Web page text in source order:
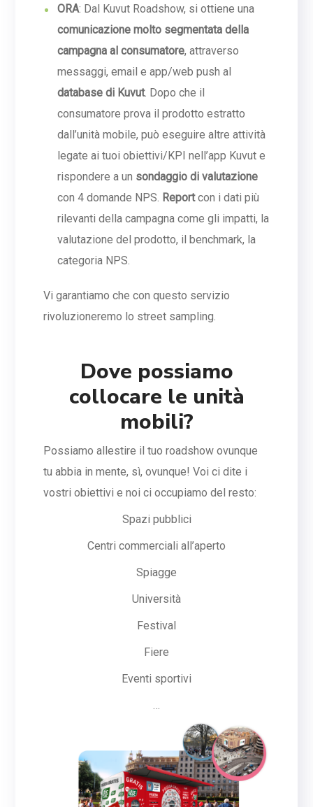
ORA: Dal Kuvut Roadshow, si ottiene una
comunicazione molto segmentata della
campagna al consumatore, attraverso
messaggi, email e app/web push al
database di Kuvut. Dopo che il
consumatore prova il prodotto estratto
dall’unità mobile, può eseguire altre attività
legate ai tuoi obiettivi/KPI nell’app Kuvut e
rispondere a un sondaggio di valutazione
con 4 domande NPS. Reportcon i dati più
rilevanti della campagna come gli impatti, la
valutazione del prodotto, il benchmark, la
categoria NPS.
Vi garantiamo che con questo servizio
rivoluzioneremo lo street sampling.
Dove possiamo
collocare le unità
mobili?
Possiamo allestire il tuo roadshow ovunque
tu abbia in mente, sì, ovunque! Voi ci dite i
vostri obiettivi e noi ci occupiamo del resto:
Spazi pubblici
Centri commerciali all’aperto
Spiagge
Università
Festival
Fiere
Eventi sportivi